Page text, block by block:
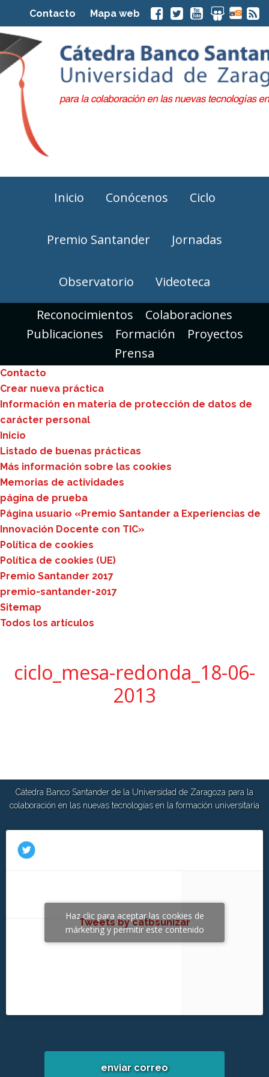
Contacto Mapa web
Inicio Conócenos Ciclo
Premio Santander Jornadas
Observatorio Videoteca
Reconocimientos
Colaboraciones
Publicaciones
Formación
Proyectos
Prensa
Contacto
Crear nueva práctica
Información en materia de protección de datos de
carácter personal
Inicio
Listado de buenas prácticas
Más información sobre las cookies
Memorias de actividades
página de prueba
Página usuario «Premio Santander a Experiencias de
Innovación Docente con TIC»
Política de cookies
Política de cookies (UE)
Premio Santander 2017
premio-santander-2017
Sitemap
Todos los artículos
ciclo_mesa-redonda_18-06-
2013
Cátedra Banco Santander de la Universidad de Zaragoza para la
colaboración en las nuevas tecnologías en la formación universitaria
Tweets by catbsunizar
Haz clic para aceptar las cookies de
márketing y permitir este contenido
enviar correo